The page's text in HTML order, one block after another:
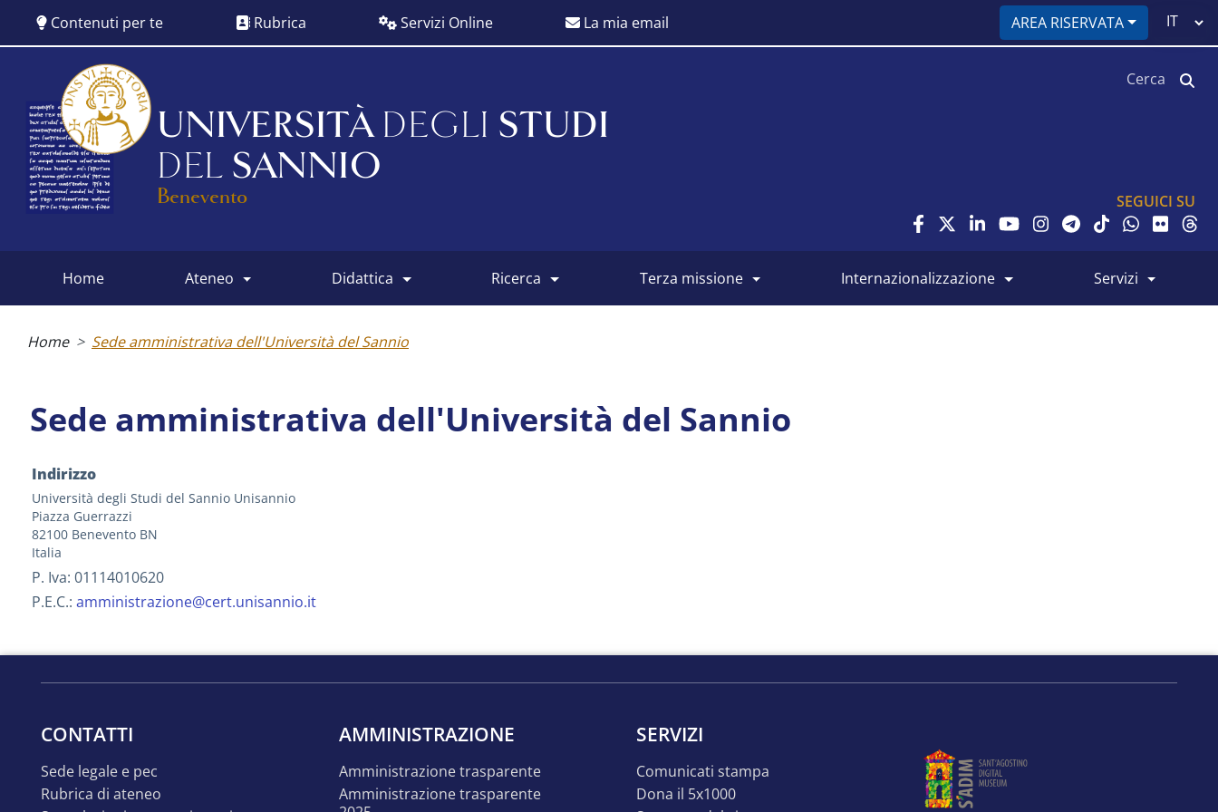
contenuto
Contenuti per te Rubrica Servizi Online La mia email AREA RISERVATA
Select
UNIVERSITÀ DEGLI STUDI
DEL SANNIO
Benevento SEGUICI SU
menu
home ateneo didattica ricerca terza missione internazionalizzazione servizi
Home Sede amministrativa dell'Università del Sannio
Sede amministrativa dell'Università del Sannio
Indirizzo
Università degli Studi del Sannio Unisannio
Piazza Guerrazzi
82100 Benevento BN
Italia
P. Iva: 01114010620
P.E.C.: amministrazione@cert.unisannio.it
CONTATTI
sede legale e pec
rubrica di ateneo
AMMINISTRAZIONE
amministrazione trasparente
amministrazione trasparente
SERVIZI
comunicati stampa
dona il 5x1000